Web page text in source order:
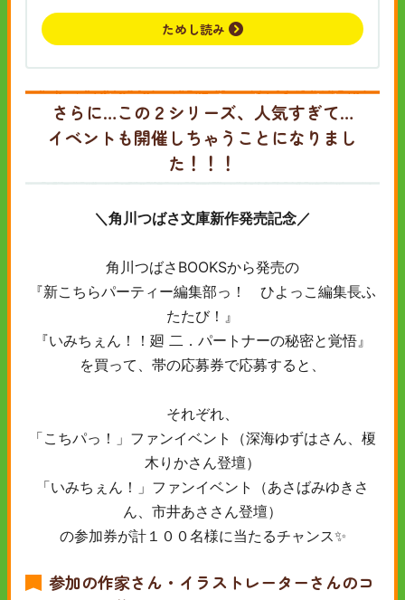
ためし読み
さらに…この２シリーズ、人気すぎて…
イベントも開催しちゃうことになりまし
た！！！
＼角川つばさ文庫新作発売記念／
角川つばさBOOKSから発売の
『新こちらパーティー編集部っ！ ひよっこ編集長ふ
たたび！』
『いみちぇん！！廻 二．パートナーの秘密と覚悟』
を買って、帯の応募券で応募すると、
それぞれ、
「こちパっ！」ファンイベント（深海ゆずはさん、榎
木りかさん登壇）
「いみちぇん！」ファンイベント（あさばみゆきさ
ん、市井あささん登壇）
の参加券が計１００名様に当たるチャンス✨
参加の作家さん・イラストレーターさんのコ